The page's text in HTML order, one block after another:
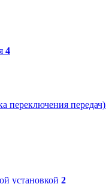
4
переключения передач)
установкой 2